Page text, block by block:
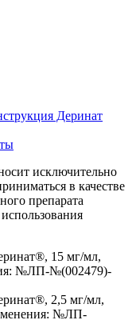
Деринат
исключительно
в качестве
препарата
15 мг/мл,
№ЛП-№(002479)-
2,5 мг/мл,
№ЛП-